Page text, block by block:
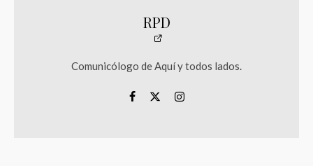
RPD
Comunicólogo de Aquí y todos lados.